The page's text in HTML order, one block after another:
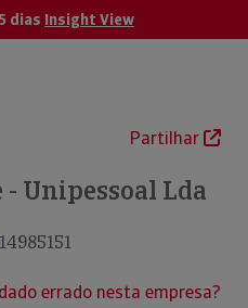
dias Insight View
Partilhar
Unipessoal Lda
errado nesta empresa?